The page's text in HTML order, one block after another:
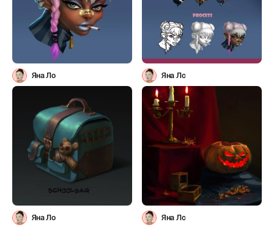
Яна Ло Яна Ло
Яна Ло Яна Ло